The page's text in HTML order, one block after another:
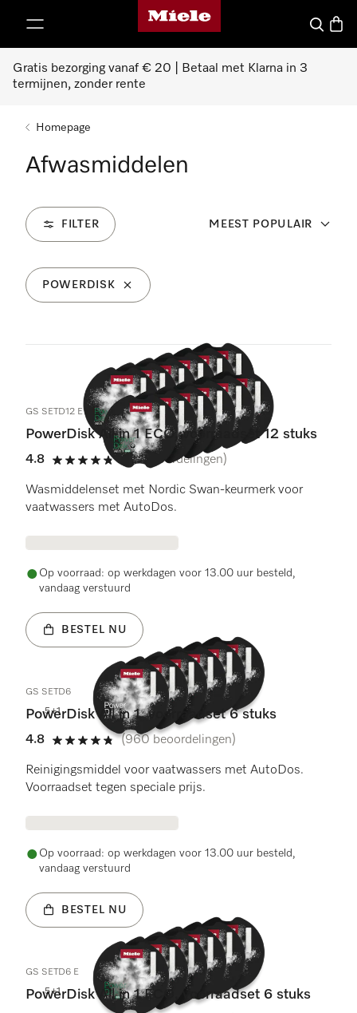
Homepage van Miele
Wat zoek
Gratis bezorging vanaf € 20 | Betaal met Klarna in 3
termijnen, zonder rente
Homepage
Afwasmiddelen
FILTER MEEST POPULAIR
POWERDISK
6 Producten
GS SETD12 E
PowerDisk All in 1 ECO, voorraadset 12 stuks
4.8
4.8 sterren op 5
(70 beoordelingen)
Wasmiddelenset met Nordic Swan-keurmerk voor
vaatwassers met AutoDos.
Op voorraad: op werkdagen voor 13.00 uur besteld,
vandaag verstuurd
BESTEL NU
5+1
GS SETD6
PowerDisk All in 1. voorraadset 6 stuks
4.8
4.8 sterren op 5
(960 beoordelingen)
Reinigingsmiddel voor vaatwassers met AutoDos.
Voorraadset tegen speciale prijs.
Op voorraad: op werkdagen voor 13.00 uur besteld,
vandaag verstuurd
BESTEL NU
5+1
GS SETD6 E
PowerDisk All in 1 ECO, voorraadset 6 stuks